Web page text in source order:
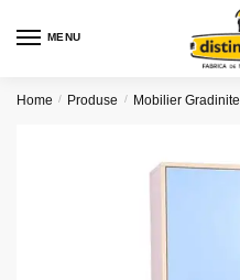
MENU
Home / Produse / Mobilier Gradinite